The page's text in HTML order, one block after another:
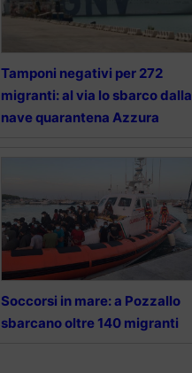
Tamponi negativi per 272
migranti: al via lo sbarco dalla
nave quarantena Azzura
Soccorsi in mare: a Pozzallo
sbarcano oltre 140 migranti